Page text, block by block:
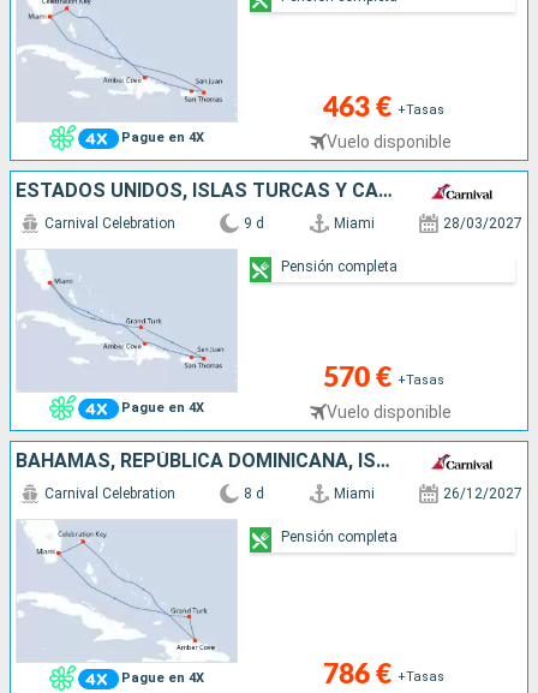
Pague en 4X
463 € +Tasas
Vuelo disponible
ESTADOS UNIDOS, ISLAS TURCAS Y CAICOS, SANTO TOMÁS, PORTO RICO, REPÚBLICA DOMINICANA
Pague en 4X
Carnival Celebration 9 d Miami 28/03/2027
570 € +Tasas
Vuelo disponible
Pensión completa
BAHAMAS, REPÚBLICA DOMINICANA, ISLAS TURCAS Y CAICOS, ESTADOS UNIDOS
Pague en 4X
Carnival Celebration 8 d Miami 26/12/2027
786 € +Tasas
Pensión completa